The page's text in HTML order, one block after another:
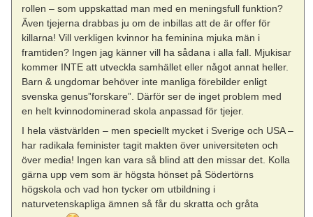
rollen – som uppskattad man med en meningsfull funktion?
Även tjejerna drabbas ju om de inbillas att de är offer för
killarna! Vill verkligen kvinnor ha feminina mjuka män i
framtiden? Ingen jag känner vill ha sådana i alla fall. Mjukisar
kommer INTE att utveckla samhället eller något annat heller.
Barn & ungdomar behöver inte manliga förebilder enligt
svenska genus”forskare”. Därför ser de inget problem med
en helt kvinnodominerad skola anpassad för tjejer.
I hela västvärlden – men speciellt mycket i Sverige och USA –
har radikala feminister tagit makten över universiteten och
över media! Ingen kan vara så blind att den missar det. Kolla
gärna upp vem som är högsta hönset på Södertörns
högskola och vad hon tycker om utbildning i
naturvetenskapliga ämnen så får du skratta och gråta